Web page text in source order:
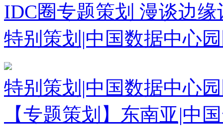
IDC圈专题策划 漫谈边缘
特别策划|中国数据中心
特别策划|中国数据中心
【专题策划】东南亚|中